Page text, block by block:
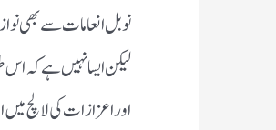
نوبل انعامات سے بھی
لیکن ایسا نہیں ہے کہ
اور اعزازات کی لالچ میں